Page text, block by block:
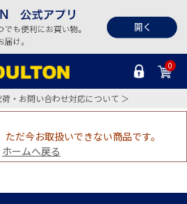
0
・お問い合わせ対応について ＞
だ今お取扱いできない商品です。
ホームへ戻る